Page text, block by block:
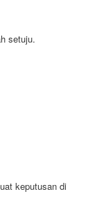
setuju.
keputusan di